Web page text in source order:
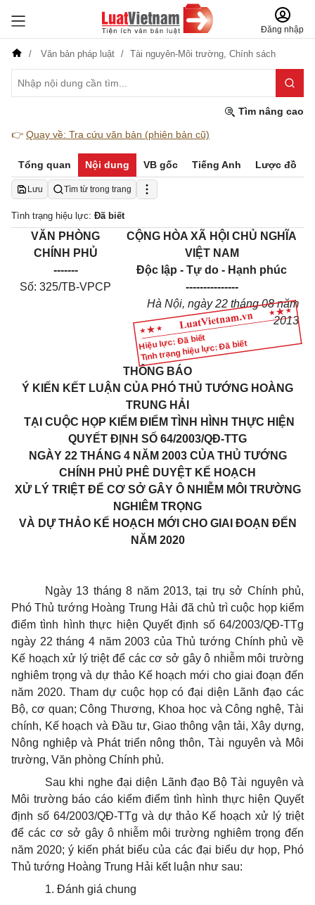
Đăng nhập
Văn bản pháp luật Tài nguyên-Môi trường, Chính sách
Tìm nâng cao
👉 Quay về: Tra cứu văn bản (phiên bản cũ)
Tổng quan Nội dung VB gốc Tiếng Anh Lược đồ
Lưu Tìm từ trong trang
Tình trạng hiệu lực: Đã biết
Hiệu lực: Đã biết
Tình trạng hiệu lực: Đã biết
VĂN PHÒNG
CHÍNH PHỦ
-------
Số: 325/TB-VPCP
CỘNG HÒA XÃ HỘI CHỦ NGHĨA
VIỆT NAM
Độc lập - Tự do - Hạnh phúc
---------------
Hà Nội, ngày22tháng08năm
2013
THÔNG BÁO
Ý KIẾN KẾT LUẬN CỦA PHÓ THỦ TƯỚNG HOÀNG
TRUNG HẢI
TẠI CUỘC HỌP KIỂM ĐIỂM TÌNH HÌNH THỰC HIỆN
QUYẾT ĐỊNH SỐ 64/2003/QĐ-TTG
NGÀY 22 THÁNG 4 NĂM 2003 CỦA THỦ TƯỚNG
CHÍNH PHỦ PHÊ DUYỆT KẾ HOẠCH
XỬ LÝ TRIỆT ĐỂ CƠ SỞ GÂY Ô NHIỄM MÔI TRƯỜNG
NGHIÊM TRỌNG
VÀ DỰ THẢO KẾ HOẠCH MỚI CHO GIAI ĐOẠN ĐẾN
NĂM 2020
Ngày 13 tháng 8 năm 2013, tại trụ sở Chính phủ,
Phó Thủ tướng Hoàng Trung Hải đã chủ trì cuộc họp kiểm
điểm tình hình thực hiện Quyết định số 64/2003/QĐ-TTg
ngày 22 tháng 4 năm 2003 của Thủ tướng Chính phủ về
Kế hoạch xử lý triệt để các cơ sở gây ô nhiễm môi trường
nghiêm trọng và dự thảo Kế hoạch mới cho giai đoạn đến
năm 2020. Tham dự cuộc họp có đại diện Lãnh đạo các
Bộ, cơ quan; Công Thương, Khoa học và Công nghệ, Tài
chính, Kế hoạch và Đầu tư, Giao thông vận tải, Xây dựng,
Nông nghiệp và Phát triển nông thôn, Tài nguyên và Môi
trường, Văn phòng Chính phủ.
Sau khi nghe đại diện Lãnh đạo Bộ Tài nguyên và
Môi trường báo cáo kiểm điểm tình hình thực hiện Quyết
định số 64/2003/QĐ-TTg và dự thảo Kế hoạch xử lý triệt
để các cơ sở gây ô nhiễm môi trường nghiêmtrọng đến
năm 2020; ý kiến phát biểu của các đại biểu dự họp, Phó
Thủ tướng Hoàng Trung Hải kết luận như sau:
1. Đánh giá chung